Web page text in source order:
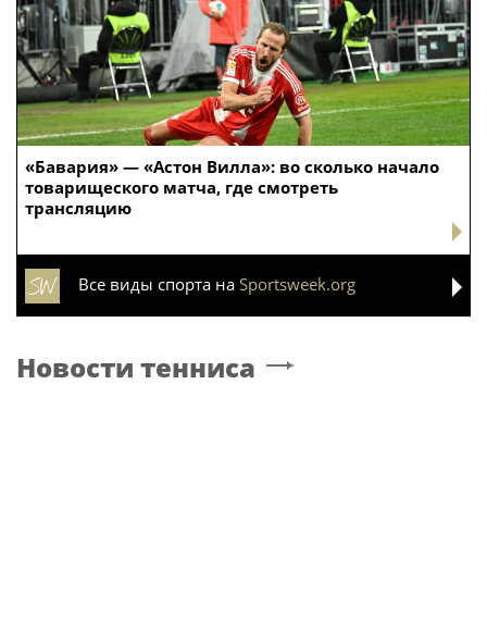
«Бавария» — «Астон Вилла»: во сколько начало
товарищеского матча, где смотреть
трансляцию
Все виды спорта на Sportsweek.org
Новости тенниса